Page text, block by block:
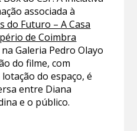
associada à
do Futuro – A Casa
de Coimbra
Galeria Pedro Olayo
do filme, com
do espaço, é
entre Diana
e o público.